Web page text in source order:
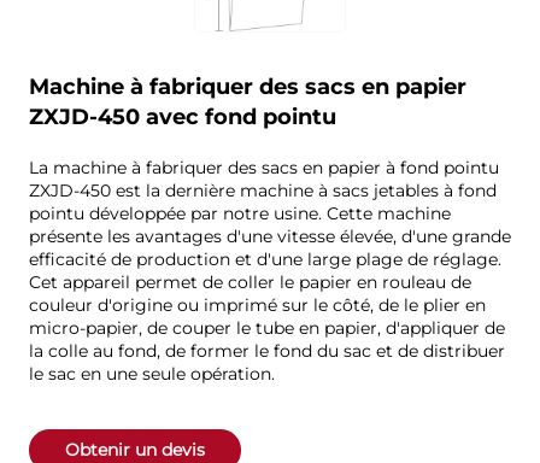
Machine à fabriquer des sacs en papier
ZXJD-450 avec fond pointu
La machine à fabriquer des sacs en papier à fond pointu
ZXJD-450 est la dernière machine à sacs jetables à fond
pointu développée par notre usine. Cette machine
présente les avantages d'une vitesse élevée, d'une grande
efficacité de production et d'une large plage de réglage.
Cet appareil permet de coller le papier en rouleau de
couleur d'origine ou imprimé sur le côté, de le plier en
micro-papier, de couper le tube en papier, d'appliquer de
la colle au fond, de former le fond du sac et de distribuer
le sac en une seule opération.
Obtenir un devis